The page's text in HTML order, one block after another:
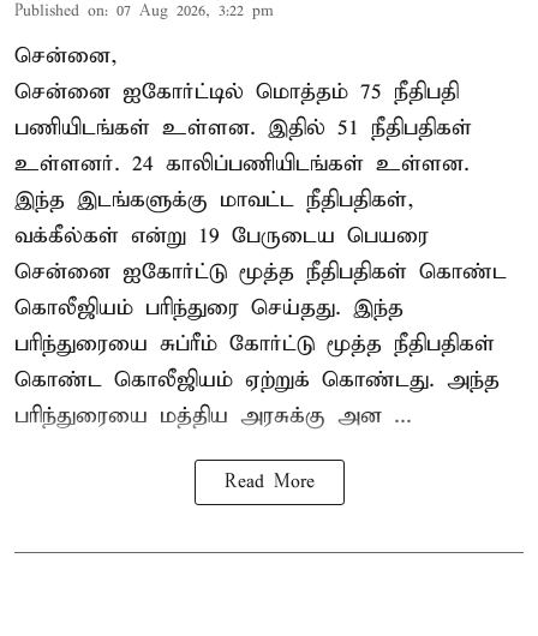
Published on: 07 Aug 2026, 3:22 pm
சென்னை,
சென்னை ஐகோர்ட்டில் மொத்தம் 75 நீதிபதி
பணியிடங்கள் உள்ளன. இதில் 51 நீதிபதிகள்
உள்ளனர். 24 காலிப்பணியிடங்கள் உள்ளன.
இந்த இடங்களுக்கு மாவட்ட நீதிபதிகள்,
வக்கீல்கள் என்று 19 பேருடைய பெயரை
சென்னை ஐகோர்ட்டு மூத்த நீதிபதிகள் கொண்ட
கொலீஜியம் பரிந்துரை செய்தது. இந்த
பரிந்துரையை சுப்ரீம் கோர்ட்டு மூத்த நீதிபதிகள்
கொண்ட கொலீஜியம் ஏற்றுக் கொண்டது. அந்த
பரிந்துரையை மத்திய அரசுக்கு அன ...
Read More